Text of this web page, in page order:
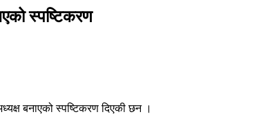
स्पष्टिकरण
बनाएको स्पष्टिकरण दिएकी छन ।